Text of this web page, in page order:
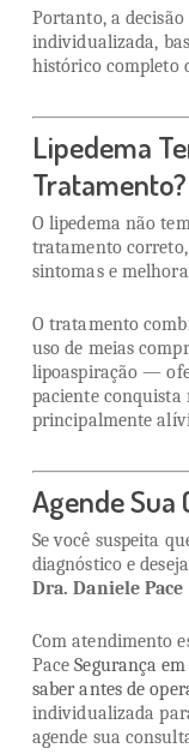
Portanto, a
individualizada,
histórico completo
Lipedema
Tratamento?
O lipedema não
tratamento
sintomas e
O tratamento
uso de meias
lipoaspiração —
paciente conquista
principalmente
Agende Sua
Se você suspeita
diagnóstico e
Dra. Daniele Pace
Com atendimento
PaceSegurança
saber antes de
individualizada
agende sua